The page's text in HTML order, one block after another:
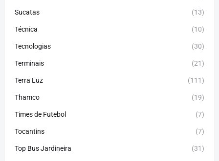
Sucatas (13)
Técnica (10)
Tecnologias (30)
Terminais (21)
Terra Luz (111)
Thamco (19)
Times de Futebol (7)
Tocantins (7)
Top Bus Jardineira (31)